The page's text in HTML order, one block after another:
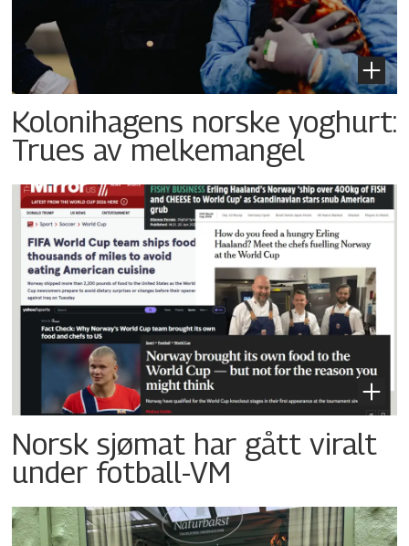
Kolonihagens norske yoghurt:
Trues av melkemangel
Norsk sjømat har gått viralt
under fotball-VM